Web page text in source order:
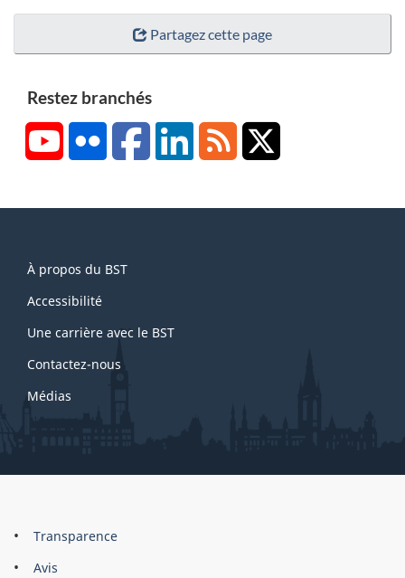
Partagez cette page
Restez branchés
YouTubeFlickr FacebookLinkedInRSS
this
site
À propos du BST
Accessibilité
Une carrière avec le BST
Contactez-nous
Médias
About
this
Brand
Transparence
Avis